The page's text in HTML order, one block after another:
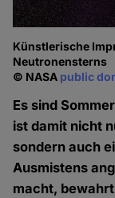
Künstlerische
Neutronensterns
© NASA public
Es sind
ist damit nicht
sondern auch
Ausmistens
macht,